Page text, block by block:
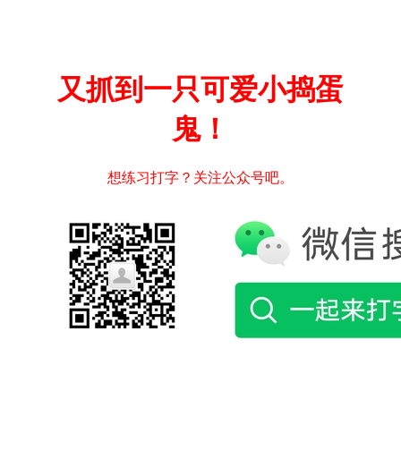
又抓到一只可爱小捣蛋
鬼！
想练习打字？关注公众号吧。